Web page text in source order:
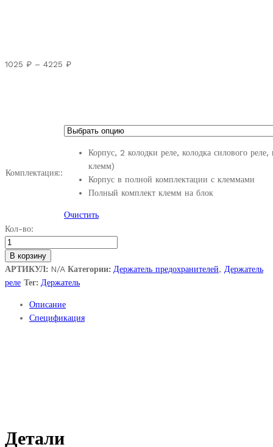
1025 ₽ – 4225 ₽Диапазон
Комплектация::
Корпус, 2 колодки реле, колодка силового
клемм)
Корпус в полной комплектации с клеммами
Полный комплект клемм на блок
Очистить
Ф56.675.005.
Корпус
реле
и
предохранителей
крышкой
Кол-во:
В корзину
АРТИКУЛ: N/A Категории: Держатель предохранителей, Держатель
реле Тег: Держатель
Описание
Спецификация
Детали